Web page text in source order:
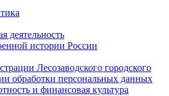
деятельность
истории России
Лесозаводского городского
обработки персональных данных
и финансовая культура